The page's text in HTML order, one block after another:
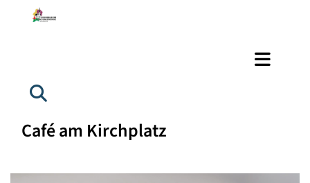
Café am Kirchplatz